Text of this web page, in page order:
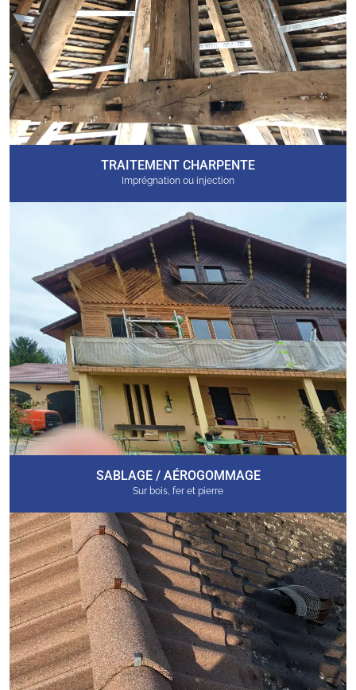
TRAITEMENT CHARPENTE
Imprégnation ou injection
SABLAGE / AÉROGOMMAGE
Sur bois, fer et pierre